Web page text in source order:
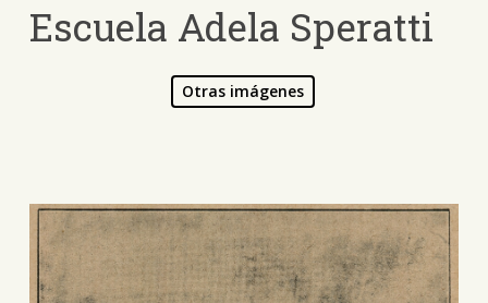
Escuela Adela Speratti
Otras imágenes